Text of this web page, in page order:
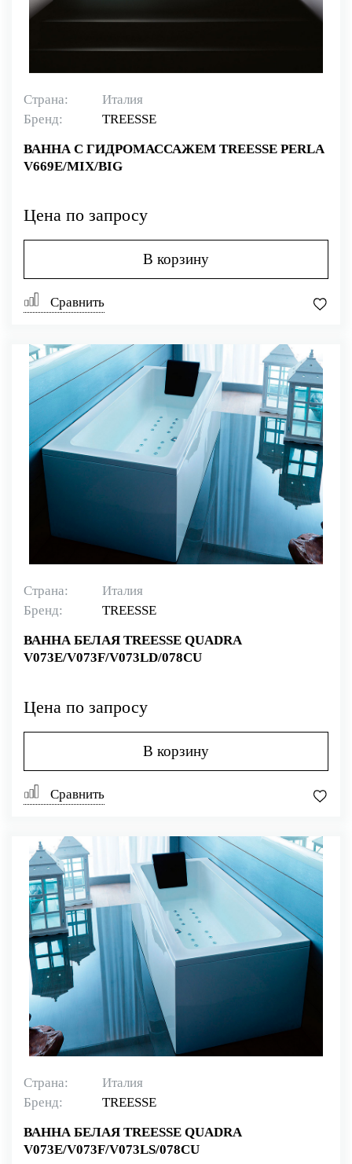
Страна:
Италия
Бренд:
TREESSE
ВАННА С ГИДРОМАССАЖЕМ TREESSE PERLA
V669E/MIX/BIG
Цена по запросу
В корзину
Сравнить
Страна:
Италия
Бренд:
TREESSE
ВАННА БЕЛАЯ TREESSE QUADRA
V073E/V073F/V073LD/078CU
Цена по запросу
В корзину
Сравнить
Страна:
Италия
Бренд:
TREESSE
ВАННА БЕЛАЯ TREESSE QUADRA
V073E/V073F/V073LS/078CU